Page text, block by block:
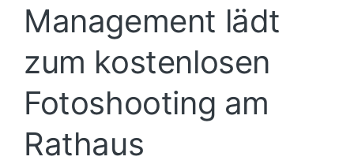
Politik
Management lädt
zum kostenlosen
Fotoshooting am
Rathaus